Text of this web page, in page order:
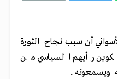
أن سبب نجاح الثورة
رأيهم السياسي من
ويسمعونه .